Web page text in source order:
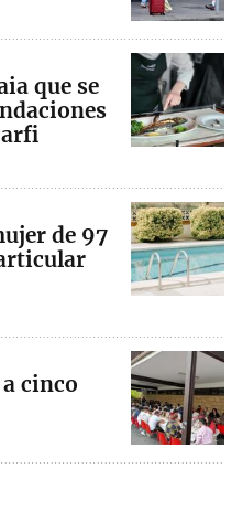
que se
de 97
cinco